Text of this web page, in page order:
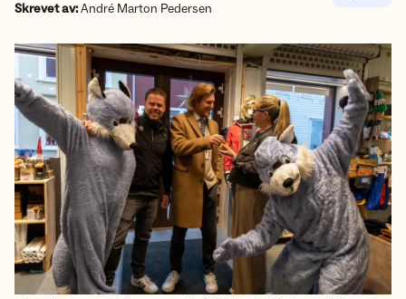
Skrevet av:André Marton Pedersen